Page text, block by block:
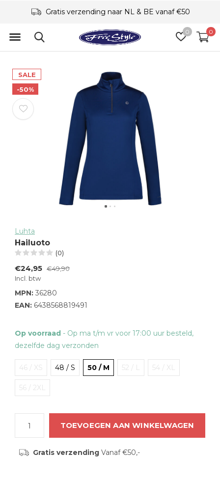
0 0
Gratis verzending naar NL & BE vanaf €50
SALE
-50%
Luhta
Hailuoto
(0)
€24,95 €49,90
Incl. btw
MPN: 36280
EAN: 6438568819491
Op voorraad - Op ma t/m vr voor 17:00 uur besteld,
dezelfde dag verzonden
46 / XS 48 / S 50 / M 52 / L 54 / XL
56 / 2XL
TOEVOEGEN AAN WINKELWAGEN
Gratis verzendingVanaf €50,-